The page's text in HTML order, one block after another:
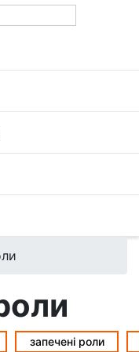
запечені роли